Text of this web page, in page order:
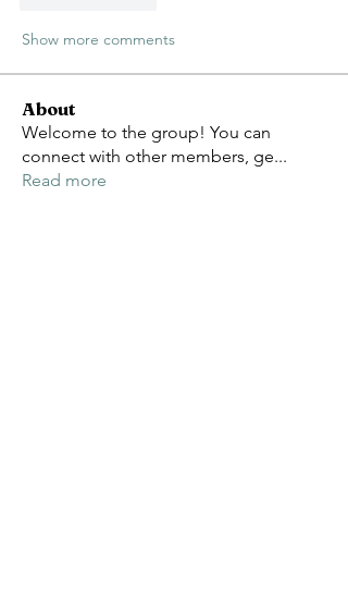
Show more comments
About
Welcome to the group! You can
connect with other members, ge...
Read more